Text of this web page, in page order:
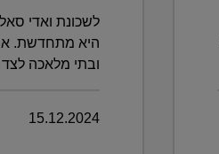
לשכונת ואדי
היא מתחדשת.
ובתי מלאכה לצד
15.12.2024